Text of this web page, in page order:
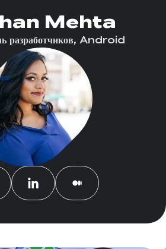
Mehta
разработчиков, Android